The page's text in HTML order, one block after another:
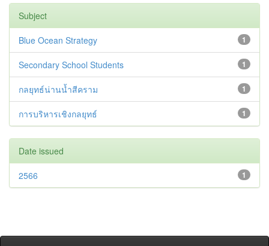
Subject
1
Blue Ocean Strategy
1
Secondary School Students
1
กลยุทธ์น่านน้ำสีคราม
1
การบริหารเชิงกลยุทธ์
Date issued
1
2566